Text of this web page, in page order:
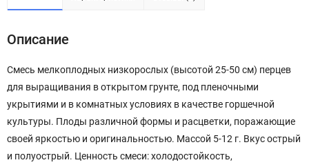
Описание
Смесь мелкоплодных низкорослых (высотой 25-50 см) перцев
для выращивания в открытом грунте, под пленочными
укрытиями и в комнатных условиях в качестве горшечной
культуры. Плоды различной формы и расцветки, поражающие
своей яркостью и оригинальностью. Массой 5-12 г. Вкус острый
и полуострый. Ценность смеси: холодостойкость,